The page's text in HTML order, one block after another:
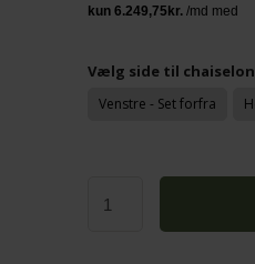
SPAR
Vælg side til
Venstre - Set forfra